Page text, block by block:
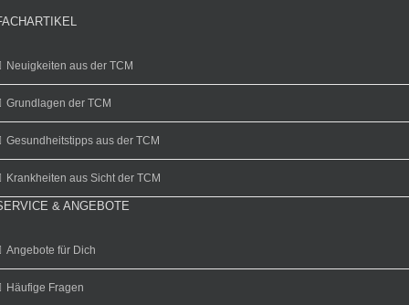
Neuigkeiten aus der TCM
Grundlagen der TCM
Gesundheitstipps aus der TCM
Krankheiten aus Sicht der TCM
& ANGEBOTE
Angebote für Dich
Häufige Fragen